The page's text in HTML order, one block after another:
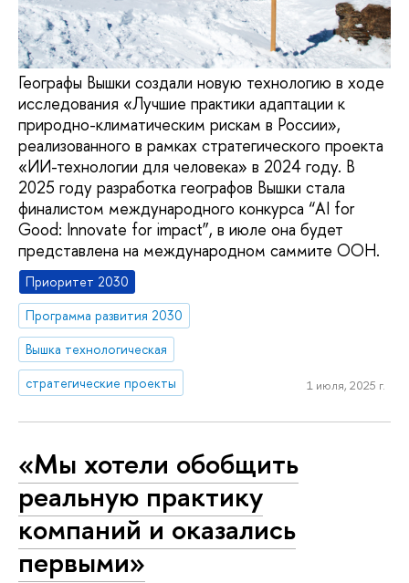
Географы Вышки создали новую технологию в ходе
исследования «Лучшие практики адаптации к
природно-климатическим рискам в России»,
реализованного в рамках стратегического проекта
«ИИ-технологии для человека» в 2024 году. В
2025 году разработка географов Вышки стала
финалистом международного конкурса “AI for
Good: Innovate for impact”, в июле она будет
представлена на международном cаммите ООН.
Приоритет 2030
Программа развития 2030
Вышка технологическая
стратегические проекты
1 июля, 2025 г.
«Мы хотели обобщить
реальную практику
компаний и оказались
первыми»